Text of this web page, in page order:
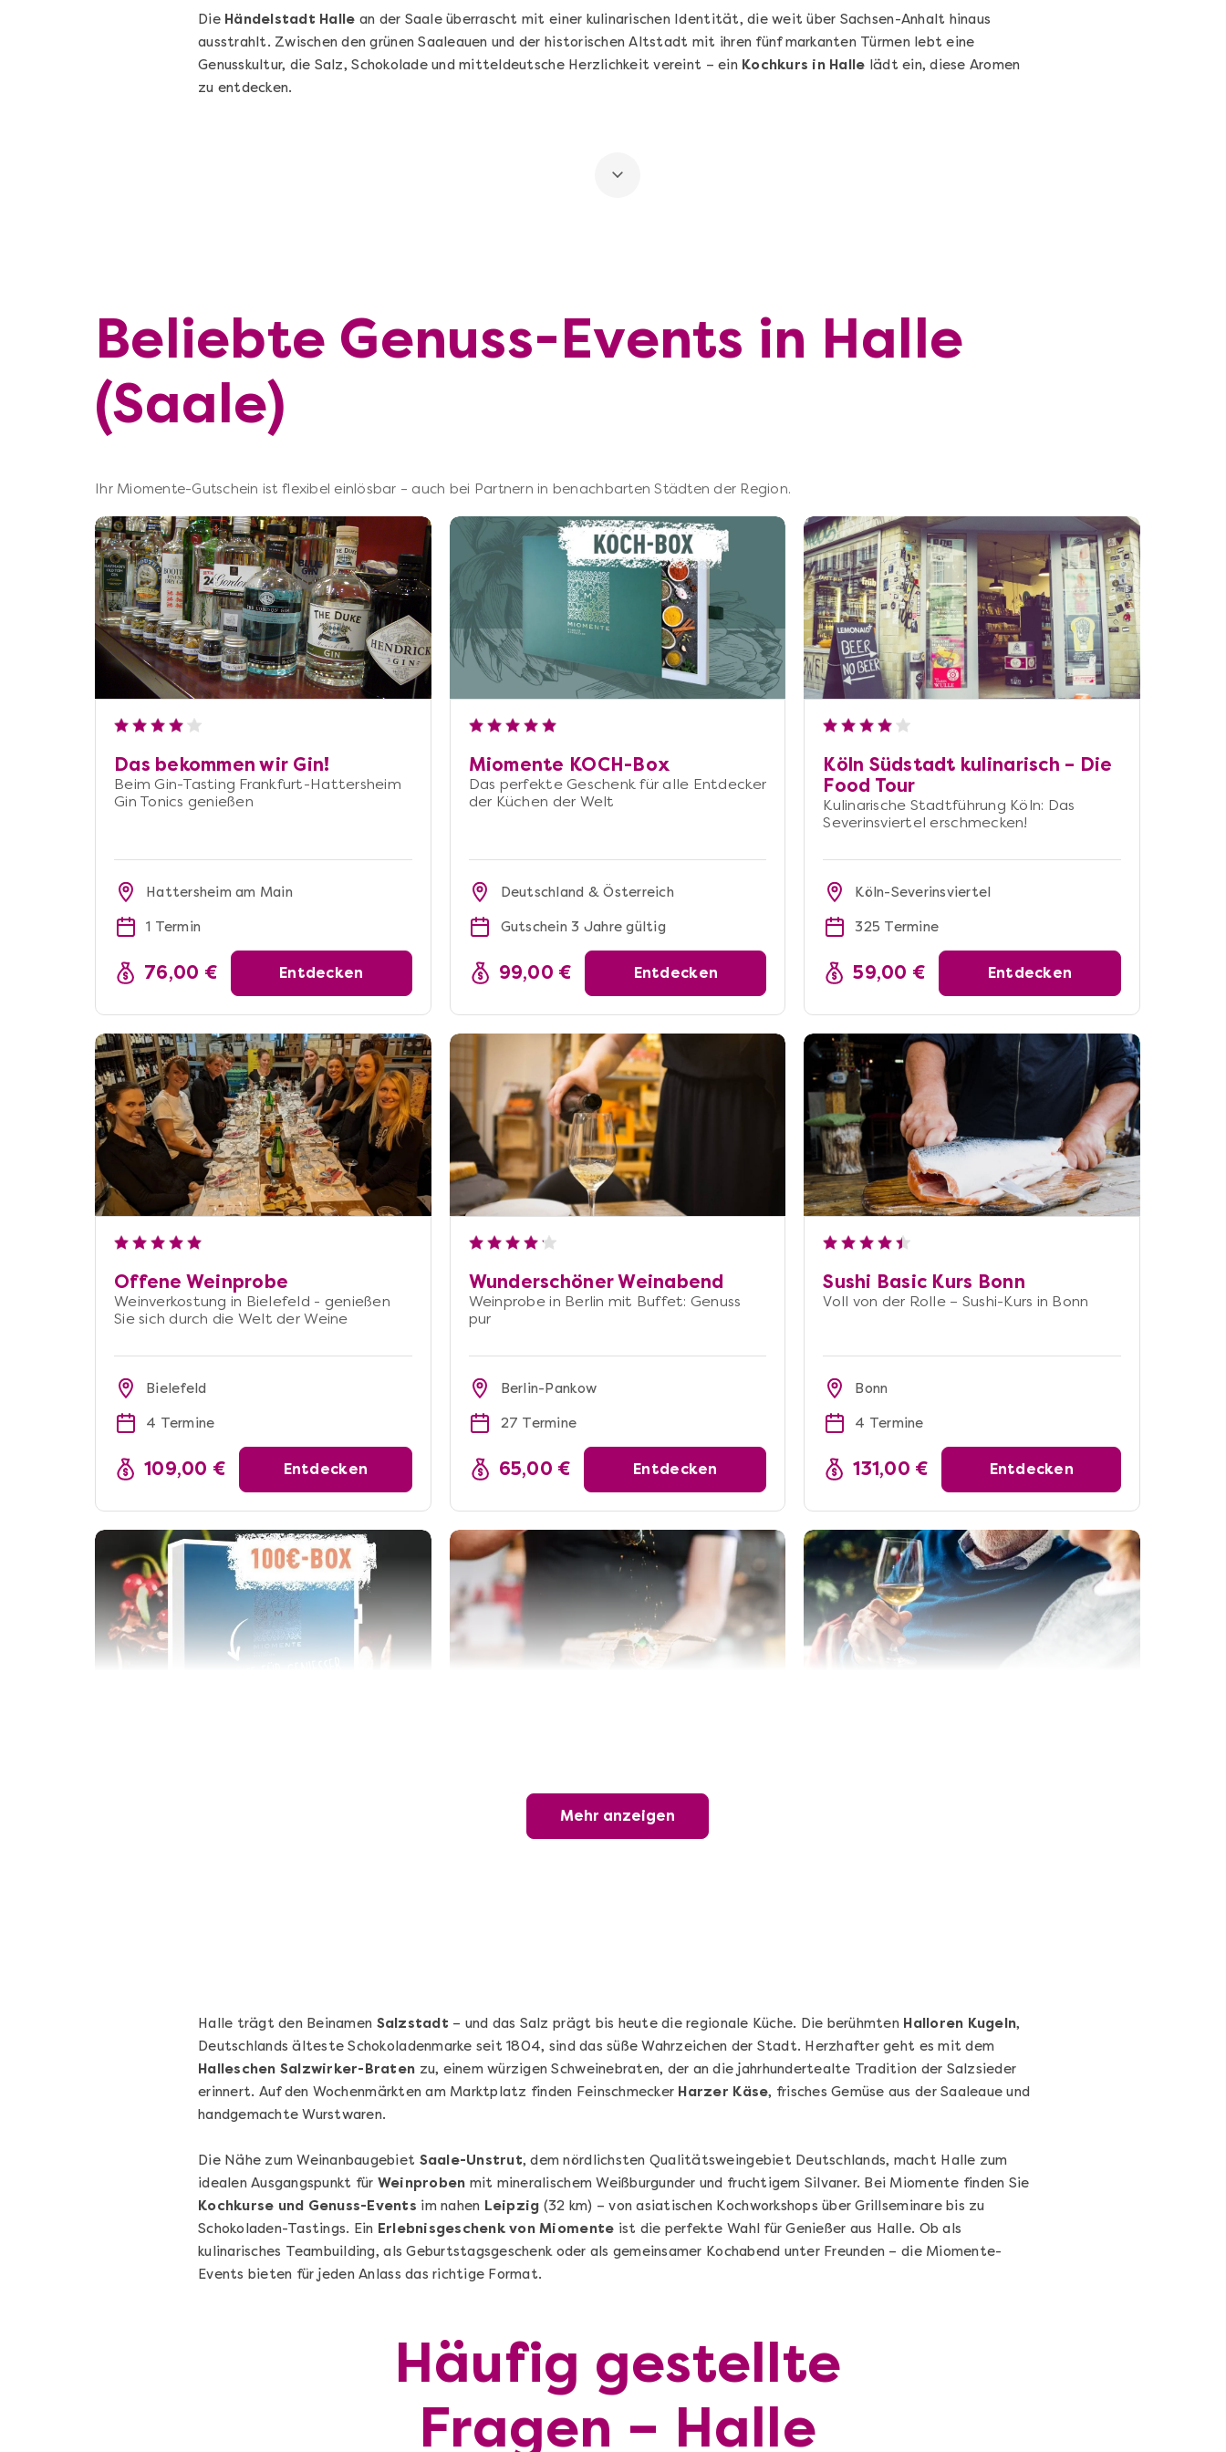
Die Händelstadt Halle an der Saale überrascht mit einer kulinarischen Identität, die weit über Sachsen-Anhalt hinaus
ausstrahlt. Zwischen den grünen Saaleauen und der historischen Altstadt mit ihren fünf markanten Türmen lebt eine
Genusskultur, die Salz, Schokolade und mitteldeutsche Herzlichkeit vereint – ein Kochkurs in Halle lädt ein, diese Aromen
zu entdecken.
Beliebte Genuss-Events in Halle
(Saale)
Ihr Miomente-Gutschein ist flexibel einlösbar – auch bei Partnern in benachbarten Städten der Region.
Das bekommen wir Gin!
Beim Gin-Tasting Frankfurt-Hattersheim
Gin Tonics genießen
Hattersheim am Main
1 Termin
76,00 € Entdecken
Miomente KOCH-Box
Das perfekte Geschenk für alle Entdecker
der Küchen der Welt
Deutschland & Österreich
Gutschein 3 Jahre gültig
99,00 € Entdecken
Köln Südstadt kulinarisch – Die
Food Tour
Kulinarische Stadtführung Köln: Das
Severinsviertel erschmecken!
Köln-Severinsviertel
325 Termine
59,00 € Entdecken
Offene Weinprobe
Weinverkostung in Bielefeld - genießen
Sie sich durch die Welt der Weine
Bielefeld
4 Termine
109,00 € Entdecken
Wunderschöner Weinabend
Weinprobe in Berlin mit Buffet: Genuss
pur
Berlin-Pankow
27 Termine
65,00 € Entdecken
Sushi Basic Kurs Bonn
Voll von der Rolle – Sushi-Kurs in Bonn
Bonn
4 Termine
131,00 € Entdecken
Online Sushi Kochkurs: Alles rund um die
perfekte Maki-Rolle!
Flex-Ticket
Mehr anzeigen
Halle trägt den Beinamen Salzstadt – und das Salz prägt bis heute die regionale Küche. Die berühmten Halloren Kugeln,
Deutschlands älteste Schokoladenmarke seit 1804, sind das süße Wahrzeichen der Stadt. Herzhafter geht es mit dem
Halleschen Salzwirker-Braten zu, einem würzigen Schweinebraten, der an die jahrhundertealte Tradition der Salzsieder
erinnert. Auf den Wochenmärkten am Marktplatz finden Feinschmecker Harzer Käse, frisches Gemüse aus der Saaleaue und
handgemachte Wurstwaren.
Die Nähe zum Weinanbaugebiet Saale-Unstrut, dem nördlichsten Qualitätsweingebiet Deutschlands, macht Halle zum
idealen Ausgangspunkt für Weinproben mit mineralischem Weißburgunder und fruchtigem Silvaner. Bei Miomente finden Sie
Kochkurse und Genuss-Events im nahen Leipzig (32 km) – von asiatischen Kochworkshops über Grillseminare bis zu
Schokoladen-Tastings. Ein Erlebnisgeschenk von Miomente ist die perfekte Wahl für Genießer aus Halle. Ob als
kulinarisches Teambuilding, als Geburtstagsgeschenk oder als gemeinsamer Kochabend unter Freunden – die Miomente-
Events bieten für jeden Anlass das richtige Format.
Häufig gestellte
Fragen – Halle